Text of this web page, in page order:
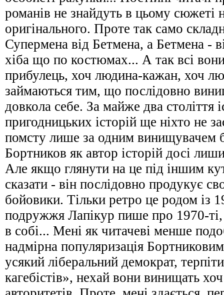
романів не знайдуть в цьому сюжеті
оригінального. Проте так само
Супермена від Бетмена, а Бетмена -
хіба що по костюмах... А так всі
прибулець, хоч людина-кажан, хоч
займаються тим, що послідовно
довкола себе. За майже два століття
пригодницьких історій ще ніхто не
помсту лише за одним винищувачем
Бортников як автор історій досі
Але якщо глянути на це під іншим
сказати - він послідовно продукує
бойовики. Тільки ретро це родом із
подружжя Лапікур пише про 1970-ті,
в собі... Мені як читачеві менше
надмірна популяризація
усякий ліберальний демократ,
кагебістів», нехай вони винищать